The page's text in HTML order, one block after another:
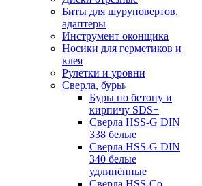
Биты для шуруповертов,
адаптеры
Инструмент оконщика
Носики для герметиков и
клея
Рулетки и уровни
Сверла, буры
Буры по бетону и
кирпичу SDS+
Сверла HSS-G DIN
338 белые
Сверла HSS-G DIN
340 белые
удлинённые
Сверла HSS-Co